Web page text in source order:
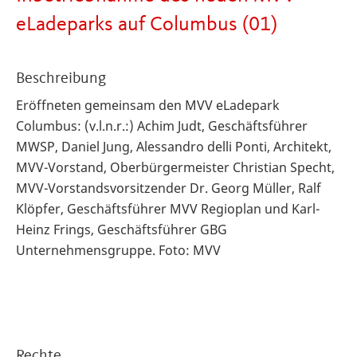
eLadeparks auf Columbus (01)
Beschreibung
Eröffneten gemeinsam den MVV eLadepark
Columbus: (v.l.n.r.:) Achim Judt, Geschäftsführer
MWSP, Daniel Jung, Alessandro delli Ponti, Architekt,
MVV-Vorstand, Oberbürgermeister Christian Specht,
MVV-Vorstandsvorsitzender Dr. Georg Müller, Ralf
Klöpfer, Geschäftsführer MVV Regioplan und Karl-
Heinz Frings, Geschäftsführer GBG
Unternehmensgruppe. Foto: MVV